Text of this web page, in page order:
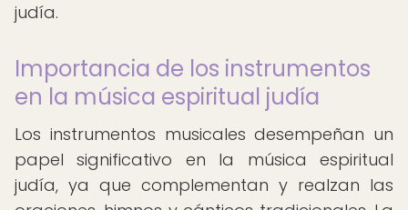
judía.
Importancia de los instrumentos
en la música espiritual judía
Los instrumentos musicales desempeñan un
papel significativo en la música espiritual
judía, ya que complementan y realzan las